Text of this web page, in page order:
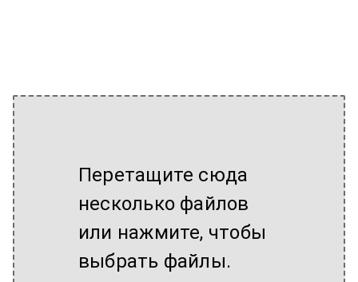
Перетащите сюда
несколько файлов
или нажмите, чтобы
выбрать файлы.